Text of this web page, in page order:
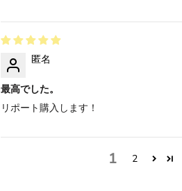
匿名
最高でした。
リポート購入します！
1 2